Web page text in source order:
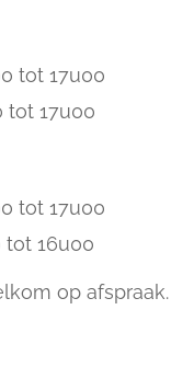
tot 17u00
tot 17u00
tot 17u00
tot 16u00
op afspraak.